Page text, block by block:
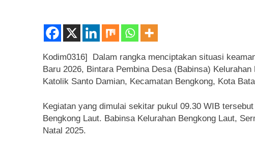
Kodim0316] Dalam rangka menciptakan situasi
Baru 2026, Bintara Pembina Desa (Babinsa)
Katolik Santo Damian, Kecamatan Bengkong, Kota
Kegiatan yang dimulai sekitar pukul 09.30 WIB
Bengkong Laut. Babinsa Kelurahan Bengkong Laut,
Natal 2025.